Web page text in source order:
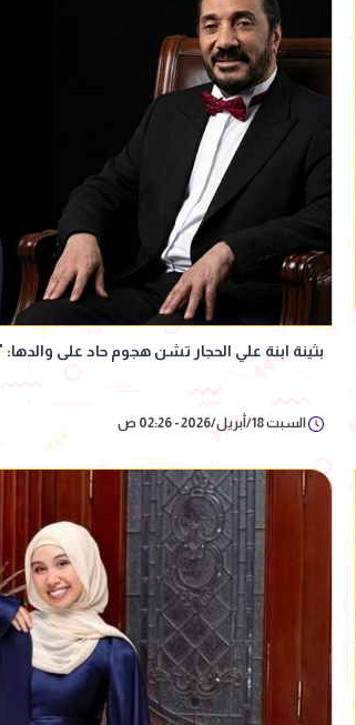
بثينة ابنة علي الحجار تشن هجوم حاد على
السبت 18/أبريل/2026 - 02:26 ص